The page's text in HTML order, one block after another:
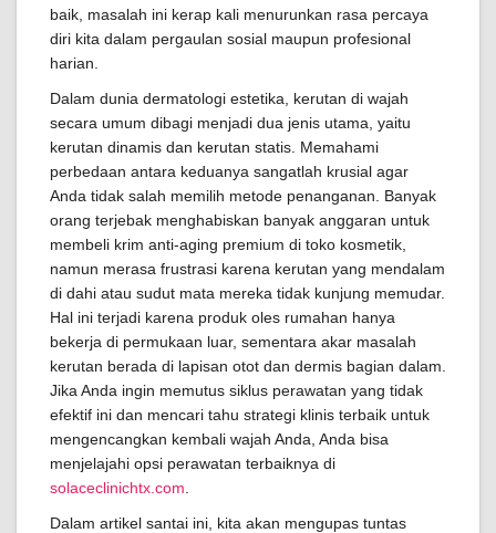
baik, masalah ini kerap kali menurunkan rasa percaya
diri kita dalam pergaulan sosial maupun profesional
harian.
Dalam dunia dermatologi estetika, kerutan di wajah
secara umum dibagi menjadi dua jenis utama, yaitu
kerutan dinamis dan kerutan statis. Memahami
perbedaan antara keduanya sangatlah krusial agar
Anda tidak salah memilih metode penanganan. Banyak
orang terjebak menghabiskan banyak anggaran untuk
membeli krim anti-aging premium di toko kosmetik,
namun merasa frustrasi karena kerutan yang mendalam
di dahi atau sudut mata mereka tidak kunjung memudar.
Hal ini terjadi karena produk oles rumahan hanya
bekerja di permukaan luar, sementara akar masalah
kerutan berada di lapisan otot dan dermis bagian dalam.
Jika Anda ingin memutus siklus perawatan yang tidak
efektif ini dan mencari tahu strategi klinis terbaik untuk
mengencangkan kembali wajah Anda, Anda bisa
menjelajahi opsi perawatan terbaiknya di
solaceclinichtx.com
Dalam artikel santai ini, kita akan mengupas tuntas